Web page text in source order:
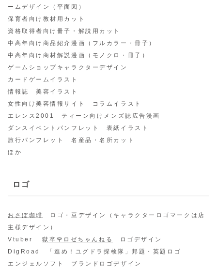
ームデザイン（平面図）
保育者向け教材用カット
資格取得者向け冊子・解説用カット
中高年向け商品紹介漫画（フルカラー・冊子）
中高年向け商材解説漫画（モノクロ・冊子）
ゲームショップキャラクターデザイン
カードゲームイラスト
情報誌 美容イラスト
女性向け美容情報サイト コラムイラスト
エレンス2001 ティーン向けメンズ誌広告漫画
ダンスイベントパンフレット 表紙イラスト
旅行パンフレット 名産品・名所カット
ほか
ロゴ
おさぼ珈琲
ロゴ・豆デザイン（キャラクターロゴマークは店
主様デザイン）
Vtuber獄卒🌹ロゼちゃんねる
ロゴデザイン
DigRoad 「進め！ユグドラ探検隊」邦題・英題ロゴ
エンジェルソフト ブランドロゴデザイン